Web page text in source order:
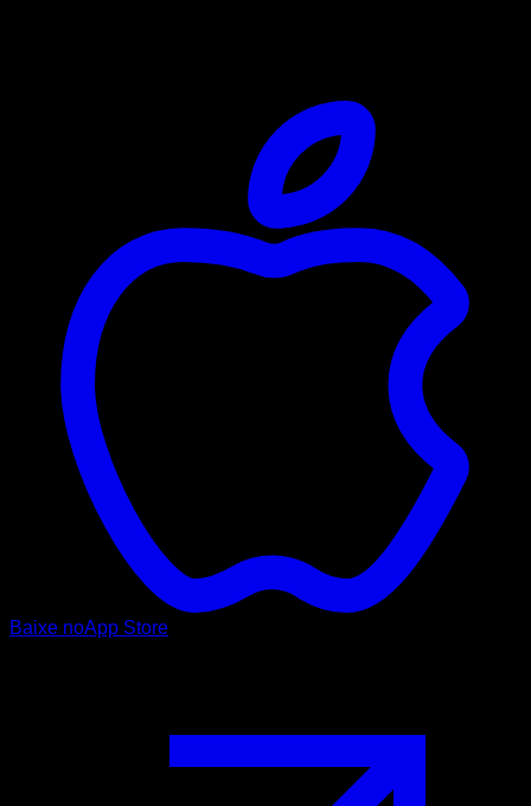
Baixe noApp Store